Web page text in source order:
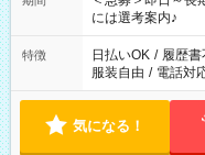
業界から入社して
には選考案内♪
特徴 日払いOK / 履歴書
服装自由 / 電話対
気になる！